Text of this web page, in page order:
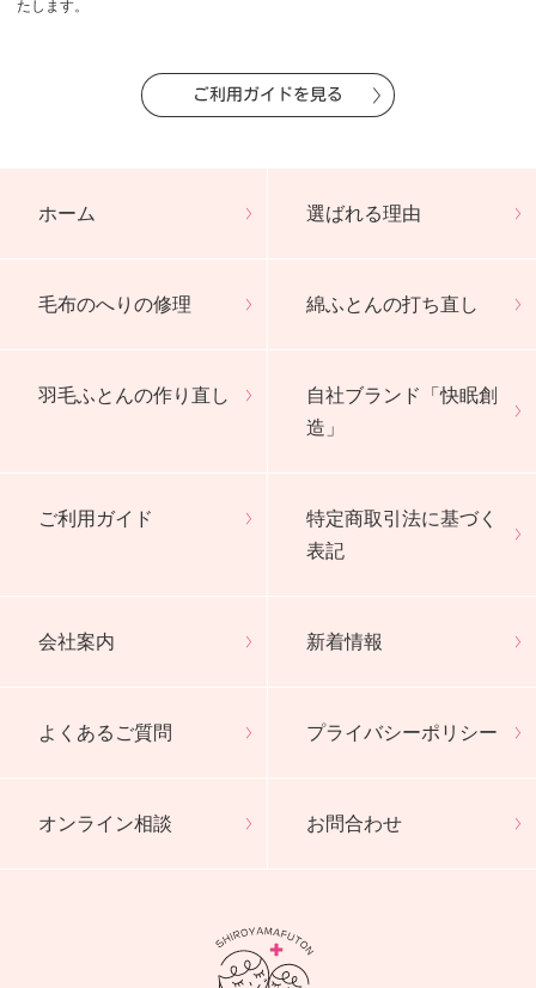
たします。
ご利用ガイドを見る
ホーム 選ばれる理由
毛布のへりの修理 綿ふとんの打ち直し
羽毛ふとんの作り直し
自社ブランド「快眠創
造」
ご利用ガイド
特定商取引法に基づく
表記
会社案内 新着情報
よくあるご質問 プライバシーポリシー
オンライン相談 お問合わせ